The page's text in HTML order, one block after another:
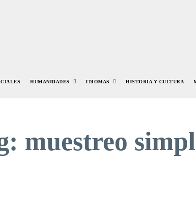
HUMANIDADES IDIOMAS HISTORIA Y CULTURA
muestreo